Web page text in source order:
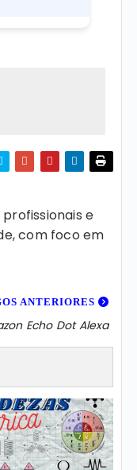
e
com foco em
ANTERIORES
Echo Dot Alexa